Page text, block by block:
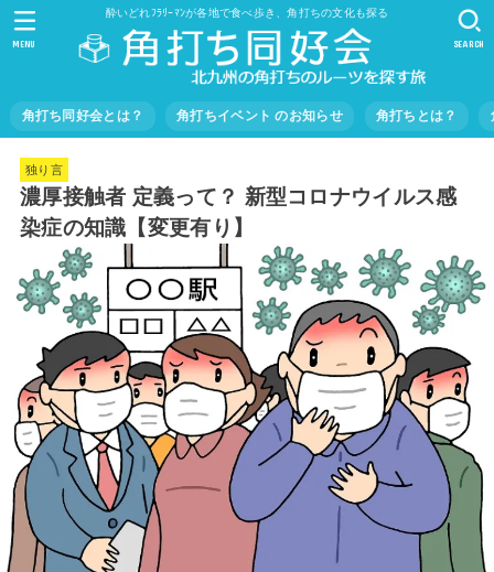
酔いどれﾌﾗﾘｰﾏﾝが各地で食べ歩き、角打ちの文化も探る
角打ち同好会とは？ 角打ちイベント のお知らせ 角打ちとは？
SEARCH
MENU
独り言
濃厚接触者 定義って？ 新型コロナウイルス感
染症の知識【変更有り】